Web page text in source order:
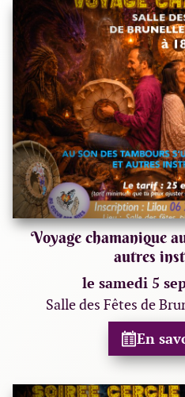
Voyage chamanique
autres
le samedi 5
Salle des Fêtes de
En